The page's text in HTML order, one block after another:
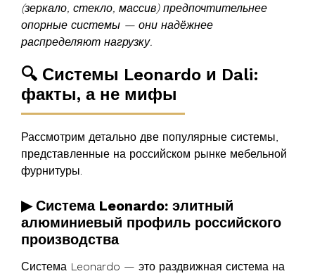
(зеркало, стекло, массив) предпочтительнее
опорные системы — они надёжнее
распределяют нагрузку.
🔍 Системы Leonardo и Dali:
факты, а не мифы
Рассмотрим детально две популярные системы,
представленные на российском рынке мебельной
фурнитуры.
▶ Система Leonardo: элитный
алюминиевый профиль российского
производства
Система Leonardo — это раздвижная система на